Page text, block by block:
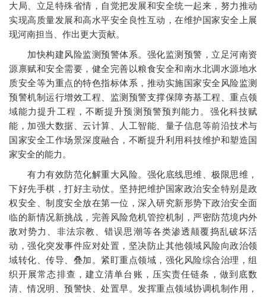
大局、立足特殊省情，自觉把发展和安全统一起来，努力推动
实现高质量发展和高水平安全良性互动，在维护国家安全上展
现河南担当、作出更大贡献。
加快构建风险监测预警体系。强化监测预警，立足河南资
源禀赋和安全需要，健全完善以粮食安全和南水北调水源地水
质安全等为重点的特色指标体系，推动实施国家安全风险监测
预警机制运行增效工程、监测预警支撑保障夯基工程、重点领
域能力提升工程，不断提升预测预警预判能力。强化科技赋
能，加强大数据、云计算、人工智能、量子信息等前沿技术与
国家安全工作场景深度融合，不断提升利用科技维护和塑造国
家安全的能力。
有力有效防范化解重大风险。强化底线思维、极限思维，
下好先手棋，打好主动仗。坚持把维护国家政治安全特别是政
权安全、制度安全放在第一位，深入研究新形势下政治安全面
临的新情况新挑战，完善风险危机管控机制，严密防范境内外
敌对势力、非法宗教、错误思潮等各类渗透颠覆捣乱破坏活
动，强化突发事件应对处置，坚决防止其他领域风险向政治领
域转化、传导、叠加。紧盯重点领域，强化风险综合治理，组
织开展常态排查，建立清单台账，压实责任链条，做到底数
清、情况明、预警快、处置早。发挥重点领域协调机制作用，